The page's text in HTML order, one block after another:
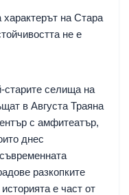
на Стара
не е
старите селища на
в Августа Траяна
с амфитеатър,
днес
разкопките
е част от